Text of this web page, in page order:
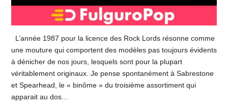
L’année 1987 pour la licence des Rock Lords résonne comme
une mouture qui comportent des modèles pas toujours évidents
à dénicher de nos jours, lesquels sont pour la plupart
véritablement originaux. Je pense spontanément à Sabrestone
et Spearhead, le « binôme » du troisième assortiment qui
apparait au dos…